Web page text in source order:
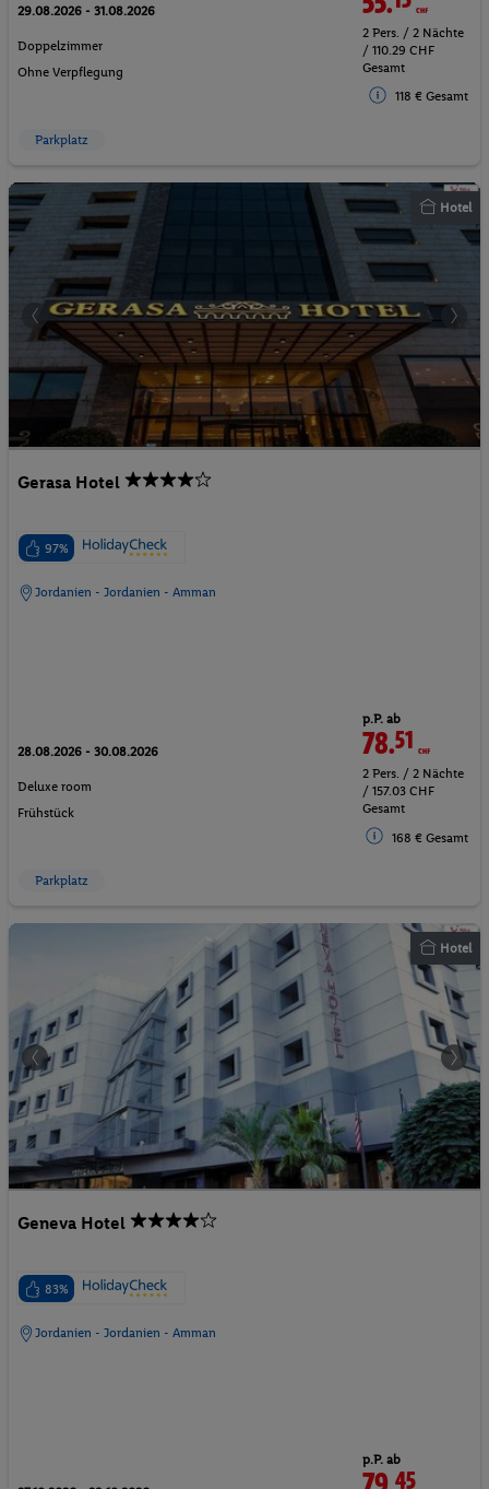
29.08.2026 - 31.08.2026
Doppelzimmer
Ohne Verpflegung
2 Pers. / 2 Nächte
/ 110.29 CHF
Gesamt
118 € Gesamt
Parkplatz
Hotel
Gerasa Hotel
97%
Jordanien - Jordanien - Amman
28.08.2026 - 30.08.2026
Deluxe room
Frühstück
p.P. ab
78.51 CHF
2 Pers. / 2 Nächte
/ 157.03 CHF
Gesamt
168 € Gesamt
Parkplatz
Hotel
Geneva Hotel
83%
Jordanien - Jordanien - Amman
p.P. ab
45